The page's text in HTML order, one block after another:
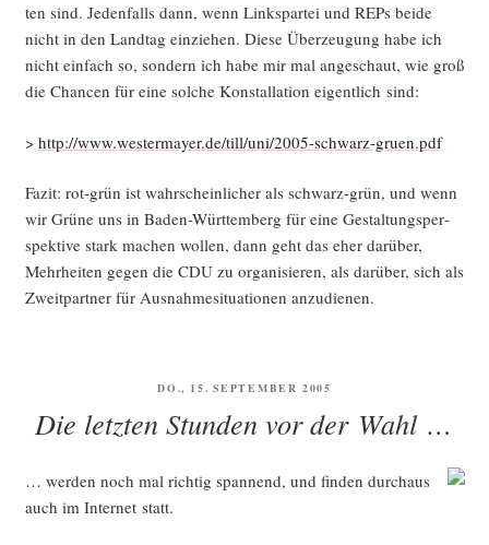
ten sind. Jeden­falls dann, wenn Links­par­tei und REPs bei­de
nicht in den Land­tag ein­zie­hen. Die­se Über­zeu­gung habe ich
nicht ein­fach so, son­dern ich habe mir mal ange­schaut, wie groß
die Chan­cen für eine sol­che Kon­stal­la­ti­on eigent­lich sind:
> http://www.westermayer.de/till/uni/2005-schwarz-gruen.pdf
Fazit: rot-grün ist wahr­schein­li­cher als schwarz-grün, und wenn
wir Grü­ne uns in Baden-Würt­tem­berg für eine Gestal­tungs­per­
spek­ti­ve stark machen wol­len, dann geht das eher dar­über,
Mehr­hei­ten gegen die CDU zu orga­ni­sie­ren, als dar­über, sich als
Zweit­part­ner für Aus­nah­me­si­tua­tio­nen anzudienen.
VERÖFFENTLICHT
DO., 15. SEPTEMBER 2005
Die letzten Stunden vor der Wahl …
… wer­den noch mal rich­tig span­nend, und fin­den durch­aus
auch im Inter­net statt.